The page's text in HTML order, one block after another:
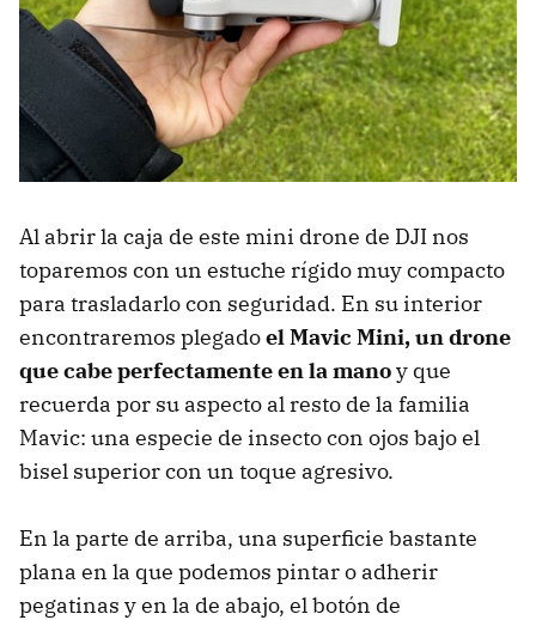
Al abrir la caja de este mini drone de DJI nos
toparemos con un estuche rígido muy compacto
para trasladarlo con seguridad. En su interior
encontraremos plegadoel Mavic Mini, un drone
que cabe perfectamente en la manoy que
recuerda por su aspecto al resto de la familia
Mavic: una especie de insecto con ojos bajo el
bisel superior con un toque agresivo.
En la parte de arriba, una superficie bastante
plana en la que podemos pintar o adherir
pegatinas y en la de abajo, el botón de